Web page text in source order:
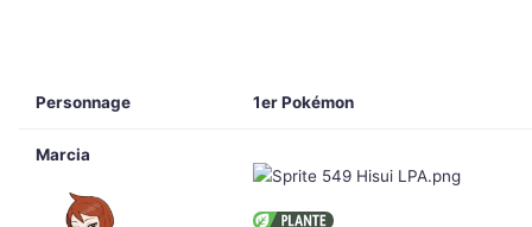
Personnage 1er Pokémon
Marcia